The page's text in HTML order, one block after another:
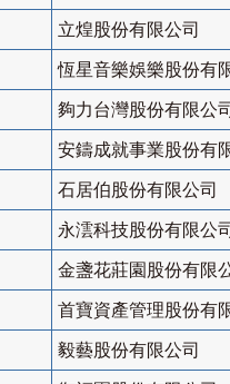
立煌股份有限公司
恆星音樂娛樂股份有
夠力台灣股份有限公司
安鑄成就事業股份有
石居伯股份有限公司
永澐科技股份有限公司
金盞花莊園股份有限
首寶資產管理股份有
毅藝股份有限公司